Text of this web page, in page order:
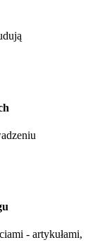
- artykułami,